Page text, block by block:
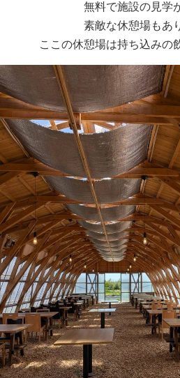
無料で施設の見学
素敵な休憩場もあ
ここの休憩場は持ち込みの